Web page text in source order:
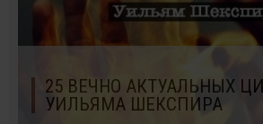
25 ВЕЧНО АКТУАЛЬНЫХ
УИЛЬЯМА ШЕКСПИРА